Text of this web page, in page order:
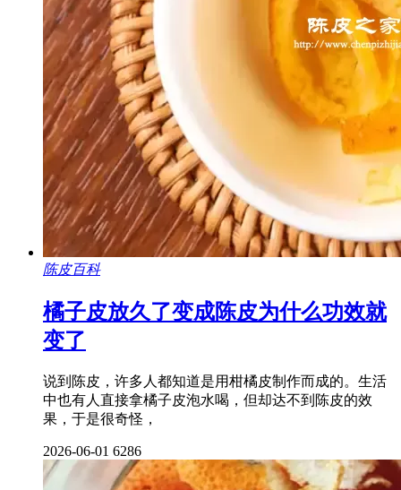
陈皮百科
橘子皮放久了变成陈皮为什么功效就
变了
说到陈皮，许多人都知道是用柑橘皮制作而成的。生活
中也有人直接拿橘子皮泡水喝，但却达不到陈皮的效
果，于是很奇怪，
2026-06-01 6286